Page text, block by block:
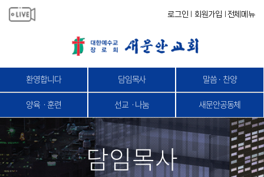
로그인 회원가입 전체메뉴
환영합니다 담임목사 말씀 · 찬양
양육ㆍ훈련 선교ㆍ나눔 새문안공동체
담임목사